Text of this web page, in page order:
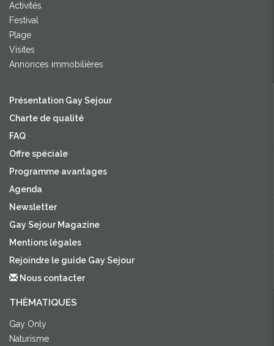
Activités
Festival
Plage
Visites
Annonces immobilières
Présentation Gay Sejour
Charte de qualité
FAQ
Offre spéciale
Programme avantages
Agenda
Newsletter
Gay Sejour Magazine
Mentions légales
Rejoindre le guide Gay Sejour
Nous contacter
THÈMATIQUES
Gay Only
Naturisme